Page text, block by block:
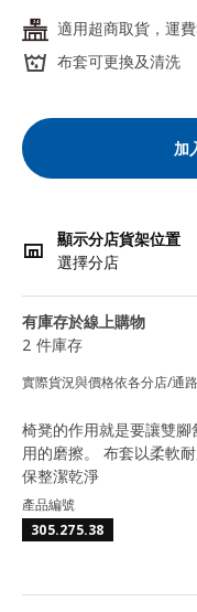
24
適用超商取貨，運
布套可更換及清洗
加
顯示分店貨架位置
選擇分店
有庫存於線上購物
2 件庫存
實際貨況與價格依各分店/通
椅凳的作用就是要讓雙
用的磨擦。 布套以柔軟
保整潔乾淨
產品編號
305.275.38